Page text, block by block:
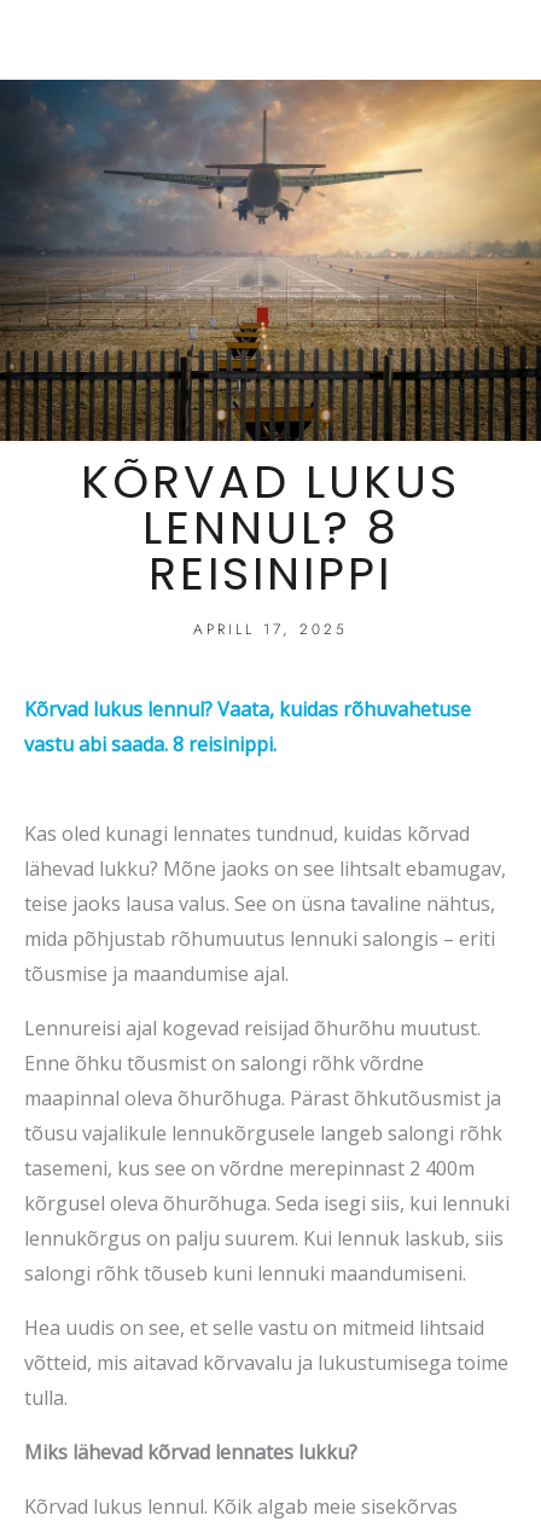
KÕRVAD LUKUS
LENNUL? 8
REISINIPPI
APRILL 17, 2025
Kõrvad lukus lennul? Vaata, kuidas rõhuvahetuse
vastu abi saada. 8 reisinippi.
Kas oled kunagi lennates tundnud, kuidas kõrvad
lähevad lukku? Mõne jaoks on see lihtsalt ebamugav,
teise jaoks lausa valus. See on üsna tavaline nähtus,
mida põhjustab rõhumuutus lennuki salongis – eriti
tõusmise ja maandumise ajal.
Lennureisi ajal kogevad reisijad õhurõhu muutust.
Enne õhku tõusmist on salongi rõhk võrdne
maapinnal oleva õhurõhuga. Pärast õhkutõusmist ja
tõusu vajalikule lennukõrgusele langeb salongi rõhk
tasemeni, kus see on võrdne merepinnast 2 400m
kõrgusel oleva õhurõhuga. Seda isegi siis, kui lennuki
lennukõrgus on palju suurem. Kui lennuk laskub, siis
salongi rõhk tõuseb kuni lennuki maandumiseni.
Hea uudis on see, et selle vastu on mitmeid lihtsaid
võtteid, mis aitavad kõrvavalu ja lukustumisega toime
tulla.
Miks lähevad kõrvad lennates lukku?
Kõrvad lukus lennul. Kõik algab meie sisekõrvas